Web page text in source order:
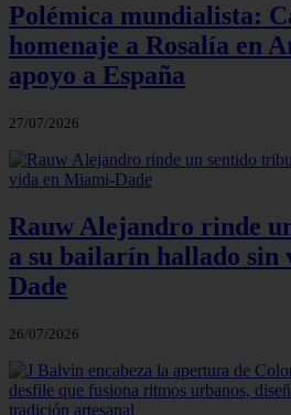
Polémica mundialista:
homenaje a Rosalía en
apoyo a España
27/07/2026
Rauw Alejandro rinde
a su bailarín hallado sin
Dade
26/07/2026